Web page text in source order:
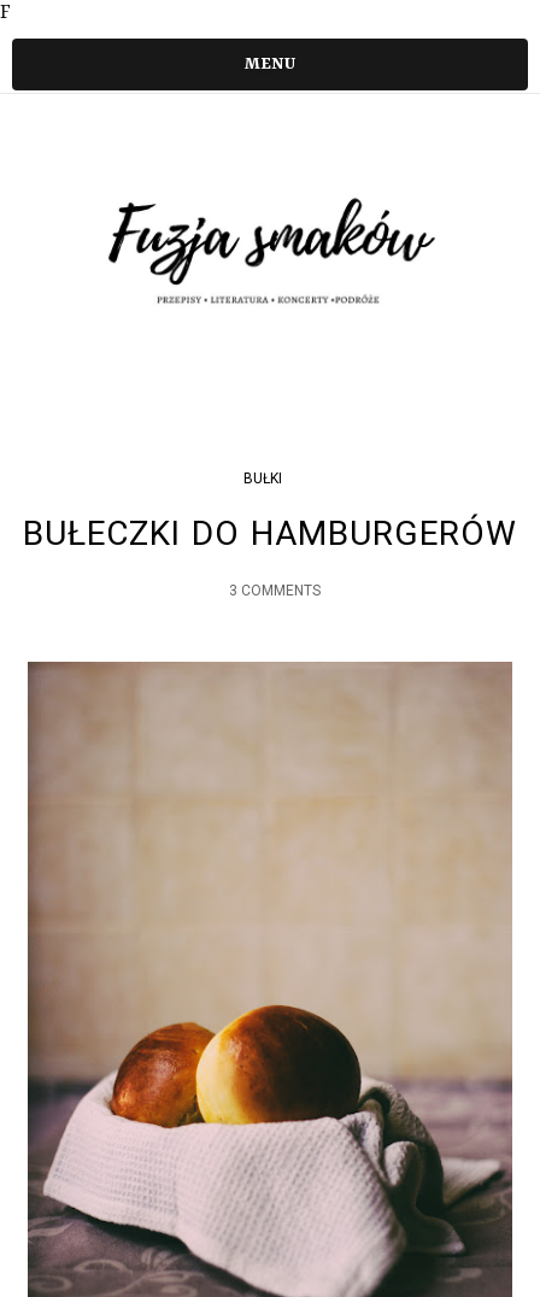
F
MENU
BUŁKI
BUŁECZKI DO HAMBURGERÓW
3 COMMENTS